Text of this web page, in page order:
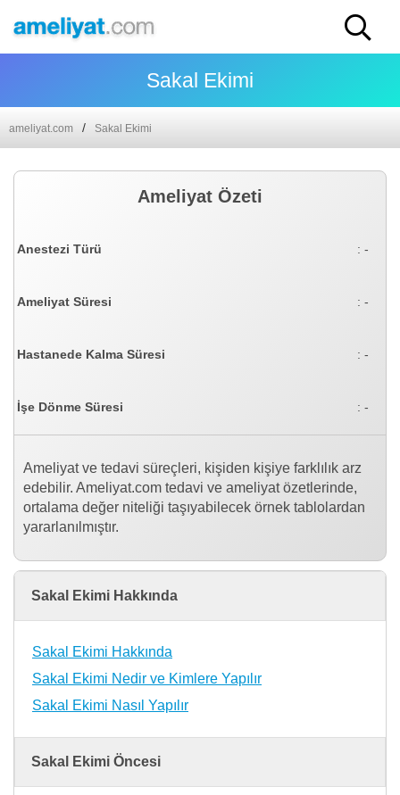
Sakal Ekimi
ameliyat.com Sakal Ekimi
Ameliyat Özeti
Anestezi Türü : -
Ameliyat Süresi : -
Hastanede Kalma Süresi : -
İşe Dönme Süresi : -
Ameliyat ve tedavi süreçleri, kişiden kişiye farklılık arz
edebilir. Ameliyat.com tedavi ve ameliyat özetlerinde,
ortalama değer niteliği taşıyabilecek örnek tablolardan
yararlanılmıştır.
Sakal Ekimi Hakkında
Sakal Ekimi Hakkında
Sakal Ekimi Nedir ve Kimlere Yapılır
Sakal Ekimi Nasıl Yapılır
Sakal Ekimi Öncesi